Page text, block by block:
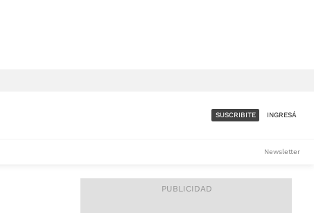
ACCESO FULL - $1.800/MES
SUSCRIBITE INGRESÁ
Newsletter